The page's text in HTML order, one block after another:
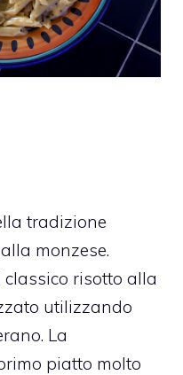
tradizione
monzese.
risotto alla
utilizzando
La
piatto molto